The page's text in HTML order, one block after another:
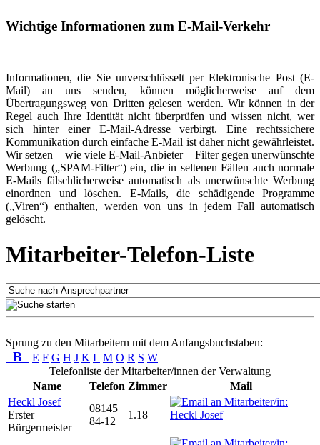
Wichtige Informationen zum E-Mail-Verkehr
Informationen, die Sie unverschlüsselt per Elektronische Post (E-
Mail) an uns senden, können möglicherweise auf dem
Übertragungsweg von Dritten gelesen werden. Wir können in der
Regel auch Ihre Identität nicht überprüfen und wissen nicht, wer
sich hinter einer E-Mail-Adresse verbirgt. Eine rechtssichere
Kommunikation durch einfache E-Mail ist daher nicht gewährleistet.
Wir setzen – wie viele E-Mail-Anbieter – Filter gegen unerwünschte
Werbung („SPAM-Filter“) ein, die in seltenen Fällen auch normale
E-Mails fälschlicherweise automatisch als unerwünschte Werbung
einordnen und löschen. E-Mails, die schädigende Programme
(„Viren“) enthalten, werden von uns in jedem Fall automatisch
gelöscht.
Mitarbeiter-Telefon-Liste
Sprung zu den Mitarbeitern mit dem Anfangsbuchstaben:
B E F G H J K L M O R S W
Telefonliste der Mitarbeiter/innen der Verwaltung
Name
Telefon Zimmer
Mail
Heckl Josef
Erster
Bürgermeister
08145
84-12
1.18